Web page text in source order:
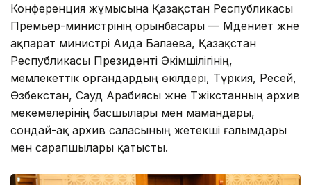
Конференция жұмысына Қазақстан Республикасы
Премьер-министрінің орынбасары — Мәдениет және
ақпарат министрі Аида Балаева, Қазақстан
Республикасы Президенті Әкімшілігінің,
мемлекеттік органдардың өкілдері, Түркия, Ресей,
Өзбекстан, Сауд Арабиясы және Тәжікстанның архив
мекемелерінің басшылары мен мамандары,
сондай-ақ архив саласының жетекші ғалымдары
мен сарапшылары қатысты.